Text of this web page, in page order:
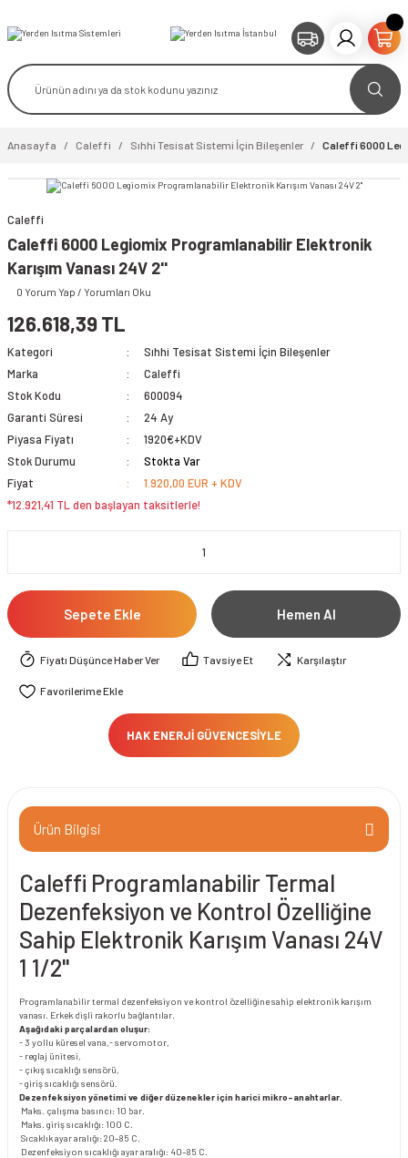
Anasayfa Caleffi Sıhhi Tesisat Sistemi İçin Bileşenler Caleffi 6000
Caleffi
Caleffi 6000 Legiomix Programlanabilir Elektronik
Karışım Vanası 24V 2''
0 Yorum Yap / Yorumları Oku
126.618,39 TL
Kategori
Sıhhi Tesisat Sistemi İçin Bileşenler
Marka
Caleffi
Stok Kodu
600094
Garanti Süresi
24 Ay
Piyasa Fiyatı
1920€+KDV
Stok Durumu
Stokta Var
Fiyat
1.920,00 EUR + KDV
*12.921,41 TL den başlayan taksitlerle!
Sepete Ekle Hemen Al
Fiyatı Düşünce Haber Ver Tavsiye Et Karşılaştır
HAK ENERJİ GÜVENCESİYLE
Ürün Bilgisi
Caleffi Programlanabilir Termal
Dezenfeksiyon ve Kontrol Özelliğine
Sahip Elektronik Karışım Vanası 24V
1 1/2"
Programlanabilir termal dezenfeksiyon ve kontrol özelliğine sahip elektronik karışım
vanası. Erkek dişli rakorlu bağlantılar.
Aşağıdaki parçalardan oluşur:
- 3 yollu küresel vana,- servomotor,
- reglaj ünitesi,
- çıkış sıcaklığı sensörü,
- giriş sıcaklığı sensörü.
Dezenfeksiyon yönetimi ve diğer düzenekler için harici mikro-anahtarlar.
Maks. çalışma basıncı: 10 bar.
Maks. giriş sıcaklığı: 100 C.
Sıcaklık ayar aralığı: 20–85 C.
Dezenfeksiyon sıcaklığı ayar aralığı: 40–85 C.